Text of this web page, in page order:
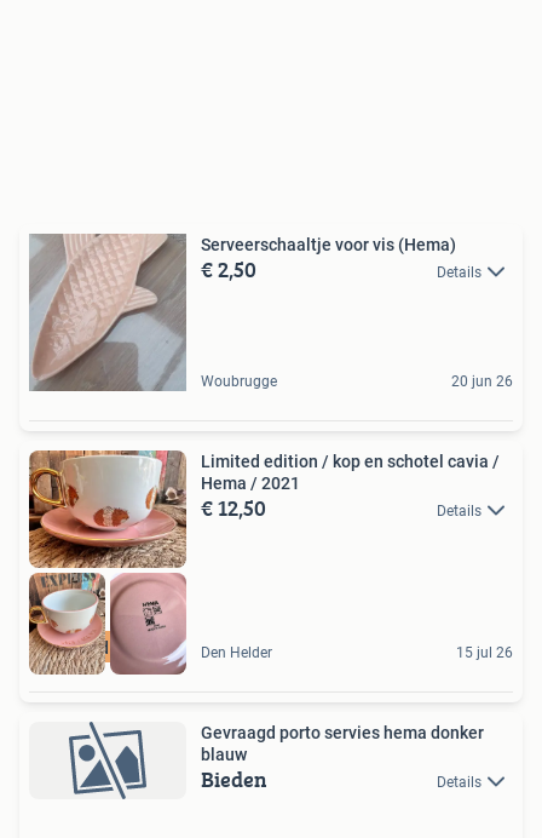
Serveerschaaltje voor vis (Hema)
€ 2,50 Details
Woubrugge 20 jun 26
Limited edition
Limited edition / kop en schotel cavia /
Hema / 2021
€ 12,50 Details
Den Helder 15 jul 26
Gevraagd porto servies hema donker
blauw
Bieden Details